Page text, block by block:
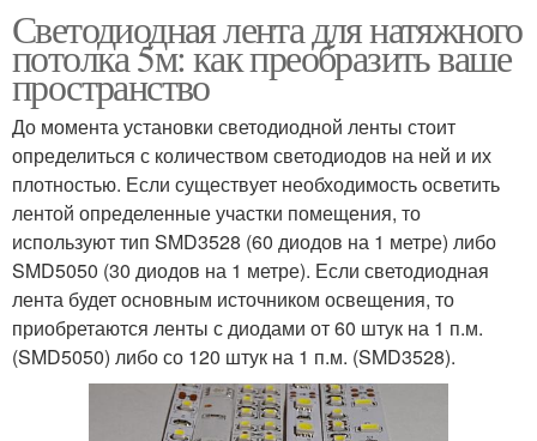
Светодиодная лента для натяжного
потолка 5м: как преобразить ваше
пространство
До момента установки светодиодной ленты стоит
определиться с количеством светодиодов на ней и их
плотностью. Если существует необходимость осветить
лентой определенные участки помещения, то
используют тип SMD3528 (60 диодов на 1 метре) либо
SMD5050 (30 диодов на 1 метре). Если светодиодная
лента будет основным источником освещения, то
приобретаются ленты с диодами от 60 штук на 1 п.м.
(SMD5050) либо со 120 штук на 1 п.м. (SMD3528).